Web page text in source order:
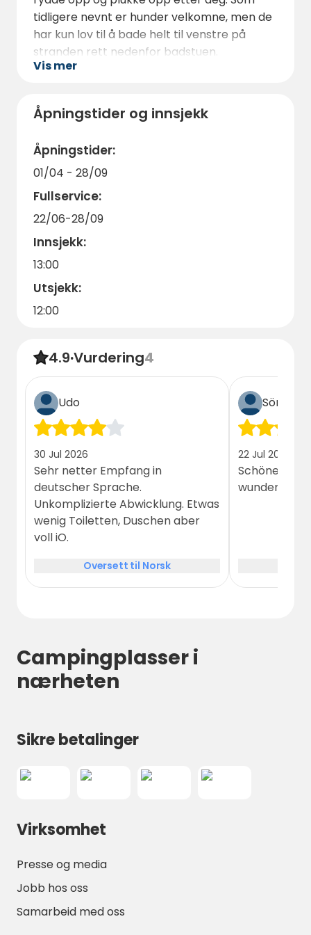
vann.
Men det er selvsagt festningen i Karlsborg
som tiltrekker seg mest. En fantastisk
bygning hvor du kan oppleve en rekke
Hvis du fortsetter nordover fra Karlsborg,
finner du også Tiveden. Her har du utrolig
vakker natur som innbyr til både fotturer og
sykling.
tidligere nevnt er hunder velkomne, men de
har kun lov til å bade helt til venstre på
stranden rett nedenfor badstuen.
bensinstasjonen. Tømming av latriner skjer
Hjertelig velkommen til Breviks
campingplass!
Vis mer
Åpningstider og innsjekk
Åpningstider:
01/04 - 28/09
Fullservice:
22/06-28/09
Innsjekk:
13:00
Utsjekk:
12:00
4.9·Vurdering4
Udo
30 Jul 2026
Sehr netter Empfang in
deutscher Sprache.
Unkomplizierte Abwicklung. Etwas
wenig Toiletten, Duschen aber
voll iO.
Oversett til Norsk
Sönke
22 Jul 2026
Schöner
Campingplasser i
nærheten
Sikre betalinger
Virksomhet
Presse og media
Jobb hos oss
Samarbeid med oss